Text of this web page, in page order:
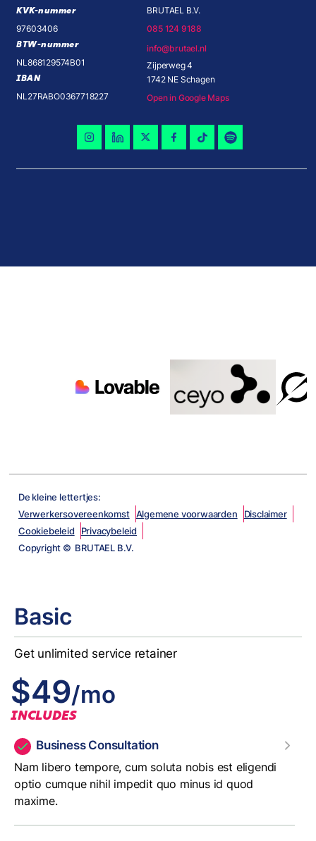
KVK-nummer
97603406
BTW-nummer
NL868129574B01
IBAN
NL27RABO0367718227
BRUTAEL B.V.
085 124 9188
info@brutael.nl
Zijperweg 4
1742 NE Schagen
Open in Google Maps
De kleine lettertjes:
Verwerkersovereenkomst Algemene voorwaarden
Disclaimer
Cookiebeleid
Privacybeleid
Copyright © BRUTAEL B.V.
Basic
Get unlimited service retainer
$49/mo
INCLUDES
Business Consultation
Nam libero tempore, cum soluta nobis est eligendi
optio cumque nihil impedit quo minus id quod
maxime.